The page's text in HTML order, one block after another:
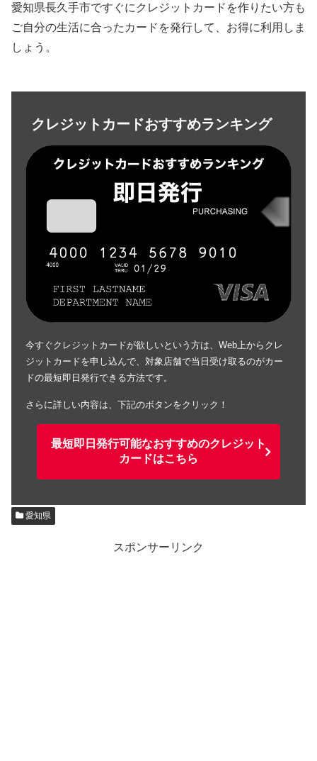
愛知県長久手市ですぐにクレジットカードを作りたい方も
ご自分の生活に合ったカードを発行して、お得に利用しま
しょう。
クレジットカードおすすめランキング
今すぐクレジットカードが欲しいという方は、Web上からクレ
ジットカードを申し込んで、対象店舗で当日受け取るのがカー
ドの最短即日発行できる方法です。
さらに詳しい内容は、下記のボタンをクリック！
最短即日発行可能なおすすめのクレジット
カードはこちら
愛知県
スポンサーリンク